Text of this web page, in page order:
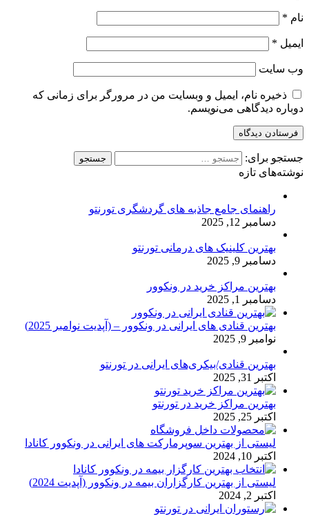
نام *
ایمیل *
وب‌ سایت
ذخیره نام، ایمیل و وبسایت من در مرورگر برای زمانی که
دوباره دیدگاهی می‌نویسم.
جستجو برای:
نوشته‌های تازه
راهنمای جامع جاذبه های گردشگری تورنتو
دسامبر 12, 2025
بهترین کلینیک های درمانی تورنتو
دسامبر 9, 2025
بهترین مراکز خرید در ونکوور
دسامبر 1, 2025
بهترین قنادی های ایرانی در ونکوور – (آپدیت نوامبر 2025)
نوامبر 9, 2025
بهترین قنادی/بیکری‌های ایرانی در تورنتو
اکتبر 31, 2025
بهترین مراکز خرید در تورنتو
اکتبر 25, 2025
لیستی از بهترین سوپرمارکت های ایرانی در ونکوور کانادا
اکتبر 10, 2024
لیستی از بهترین کارگزاران بیمه در ونکوور (آپدیت 2024)
اکتبر 2, 2024